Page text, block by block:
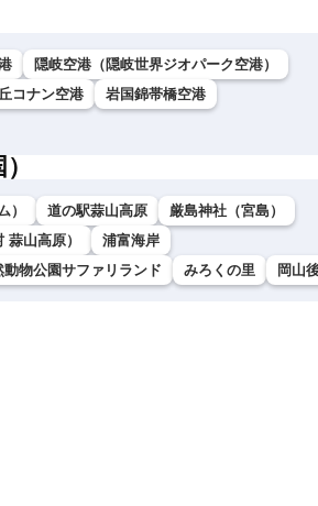
隠岐空港（隠岐世界ジオパーク空港）
コナン空港
岩国錦帯橋空港
） 道の駅蒜山高原
厳島神社（宮島）
山高原）
浦富海岸
動物公園サファリランド みろくの里 岡山